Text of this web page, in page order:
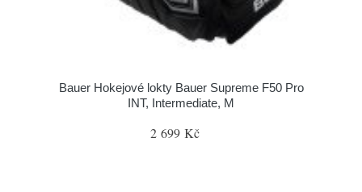
Bauer Hokejové lokty Bauer Supreme F50 Pro
INT, Intermediate, M
2 699 Kč